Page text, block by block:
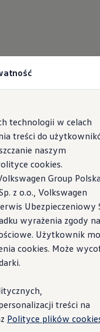
technologii w celach
treści do
naszym
cookies.
Group
z o.o., Volkswagen
Ubezpieczeniowy
wyrażenia zgody na
Użytkownik
cookies. Może
treści na
Polityce plików